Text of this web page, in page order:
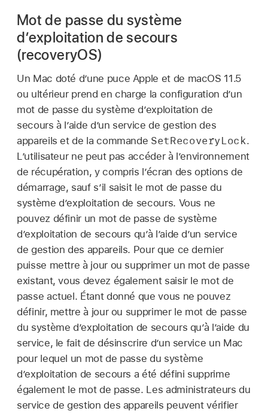
Mot de passe du système
dʼexploitation de secours
(recoveryOS)
Un Mac doté dʼune puce Apple et de macOS 11.5
ou ultérieur prend en charge la configuration dʼun
mot de passe du système dʼexploitation de
secours à lʼaide dʼun service de gestion des
appareils et de la commande SetRecoveryLock.
L’utilisateur ne peut pas accéder à l’environnement
de récupération, y compris l’écran des options de
démarrage, sauf s’il saisit le mot de passe du
système d’exploitation de secours. Vous ne
pouvez définir un mot de passe de système
dʼexploitation de secours quʼà lʼaide dʼun service
de gestion des appareils. Pour que ce dernier
puisse mettre à jour ou supprimer un mot de passe
existant, vous devez également saisir le mot de
passe actuel. Étant donné que vous ne pouvez
définir, mettre à jour ou supprimer le mot de passe
du système dʼexploitation de secours quʼà lʼaide du
service, le fait de désinscrire dʼun service un Mac
pour lequel un mot de passe du système
dʼexploitation de secours a été défini supprime
également le mot de passe. Les administrateurs du
service de gestion des appareils peuvent vérifier